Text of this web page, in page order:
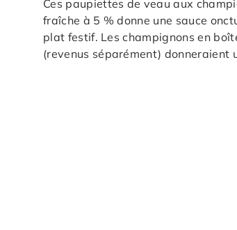
Ces paupiettes de veau aux
fraîche à 5 % donne une sauce
plat festif. Les champignons en
(revenus séparément) donneraient